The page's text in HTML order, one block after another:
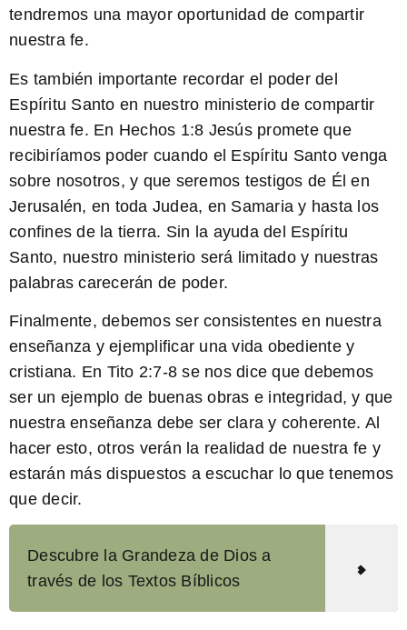
tendremos una mayor oportunidad de compartir
nuestra fe.
Es también importante recordar el poder del
Espíritu Santo en nuestro ministerio de compartir
nuestra fe. En Hechos 1:8 Jesús promete que
recibiríamos poder cuando el Espíritu Santo venga
sobre nosotros, y que seremos testigos de Él en
Jerusalén, en toda Judea, en Samaria y hasta los
confines de la tierra. Sin la ayuda del Espíritu
Santo, nuestro ministerio será limitado y nuestras
palabras carecerán de poder.
Finalmente, debemos ser consistentes en nuestra
enseñanza y ejemplificar una vida obediente y
cristiana. En Tito 2:7-8 se nos dice que debemos
ser un ejemplo de buenas obras e integridad, y que
nuestra enseñanza debe ser clara y coherente. Al
hacer esto, otros verán la realidad de nuestra fe y
estarán más dispuestos a escuchar lo que tenemos
que decir.
Descubre la Grandeza de Dios a
través de los Textos Bíblicos